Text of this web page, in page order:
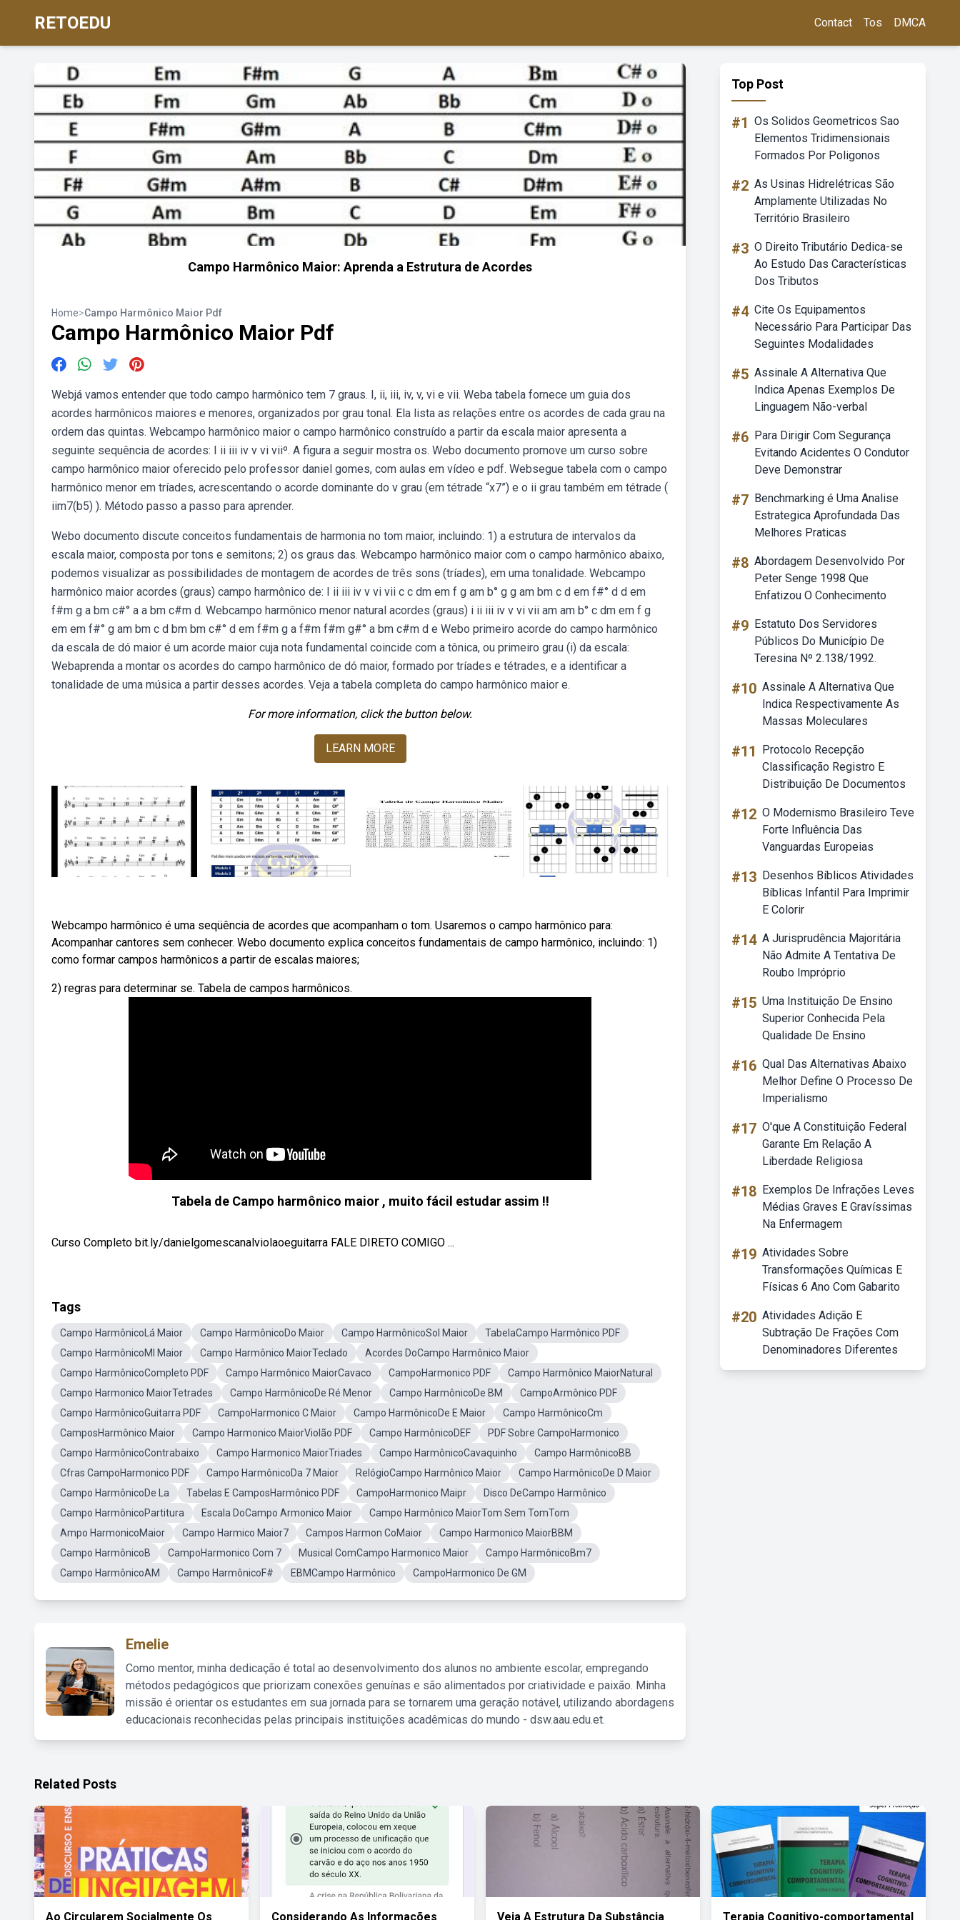
RETOEDU Contact Tos DMCA
Campo Harmônico Maior: Aprenda a Estrutura de Acordes
Home>Campo Harmônico Maior Pdf
Campo Harmônico Maior Pdf
Webjá vamos entender que todo campo harmônico tem 7 graus. I, ii, iii, iv, v, vi e vii. Weba tabela fornece um guia dos
acordes harmônicos maiores e menores, organizados por grau tonal. Ela lista as relações entre os acordes de cada grau na
ordem das quintas. Webcampo harmônico maior o campo harmônico construído a partir da escala maior apresenta a
seguinte sequência de acordes: I ii iii iv v vi viiº. A figura a seguir mostra os. Webo documento promove um curso sobre
campo harmônico maior oferecido pelo professor daniel gomes, com aulas em vídeo e pdf. Websegue tabela com o campo
harmônico menor em tríades, acrescentando o acorde dominante do v grau (em tétrade “x7”) e o ii grau também em tétrade (
iim7(b5) ). Método passo a passo para aprender.
Webo documento discute conceitos fundamentais de harmonia no tom maior, incluindo: 1) a estrutura de intervalos da
escala maior, composta por tons e semitons; 2) os graus das. Webcampo harmônico maior com o campo harmônico abaixo,
podemos visualizar as possibilidades de montagem de acordes de três sons (tríades), em uma tonalidade. Webcampo
harmônico maior acordes (graus) campo harmônico de: I ii iii iv v vi vii c c dm em f g am b° g g am bm c d em f#° d d em
f#m g a bm c#° a a bm c#m d. Webcampo harmônico menor natural acordes (graus) i ii iii iv v vi vii am am b° c dm em f g
em em f#° g am bm c d bm bm c#° d em f#m g a f#m f#m g#° a bm c#m d e Webo primeiro acorde do campo harmônico
da escala de dó maior é um acorde maior cuja nota fundamental coincide com a tônica, ou primeiro grau (i) da escala:
Webaprenda a montar os acordes do campo harmônico de dó maior, formado por tríades e tétrades, e a identificar a
tonalidade de uma música a partir desses acordes. Veja a tabela completa do campo harmônico maior e.
For more information, click the button below.
LEARN MORE
Webcampo harmônico é uma seqüência de acordes que acompanham o tom. Usaremos o campo harmônico para:
Acompanhar cantores sem conhecer. Webo documento explica conceitos fundamentais de campo harmônico, incluindo: 1)
como formar campos harmônicos a partir de escalas maiores;
2) regras para determinar se. Tabela de campos harmônicos.
Tabela de Campo harmônico maior , muito fácil estudar assim !!
Curso Completo bit.ly/danielgomescanalviolaoeguitarra FALE DIRETO COMIGO ...
Tags
Campo HarmônicoLá Maior Campo HarmônicoDo Maior Campo HarmônicoSol Maior
TabelaCampo Harmônico PDF
Campo HarmônicoMI Maior
Campo Harmônico MaiorTeclado
Acordes DoCampo Harmônico Maior
Campo HarmônicoCompleto PDF
Campo Harmônico MaiorCavaco CampoHarmonico PDF
Campo Harmônico MaiorNatural
Campo Harmonico MaiorTetrades
Campo HarmônicoDe Ré Menor Campo HarmônicoDe BM
CampoArmônico PDF
Campo HarmônicoGuitarra PDF
CampoHarmonico C Maior Campo HarmônicoDe E Maior
Campo HarmônicoCm
CamposHarmônico Maior
Campo Harmonico MaiorViolão PDF Campo HarmônicoDEF
PDF Sobre CampoHarmonico
Campo HarmônicoContrabaixo
Campo Harmonico MaiorTriades Campo HarmônicoCavaquinho
Campo HarmônicoBB
Cfras CampoHarmonico PDF
Campo HarmônicoDa 7 Maior RelógioCampo Harmônico Maior
Campo HarmônicoDe D Maior
Campo HarmônicoDe La
Tabelas E CamposHarmônico PDF CampoHarmonico Maipr
Disco DeCampo Harmônico
Campo HarmônicoPartitura
Escala DoCampo Armonico Maior
Campo Harmônico MaiorTom Sem TomTom
Ampo HarmonicoMaior
Campo Harmico Maior7 Campos Harmon CoMaior
Campo Harmonico MaiorBBM
Campo HarmônicoB
CampoHarmonico Com 7 Musical ComCampo Harmonico Maior
Campo HarmônicoBm7
Campo HarmônicoAM
Campo HarmônicoF# EBMCampo Harmônico CampoHarmonico De GM
Emelie
Como mentor, minha dedicação é total ao desenvolvimento dos alunos no ambiente escolar, empregando
métodos pedagógicos que priorizam conexões genuínas e são alimentados por criatividade e paixão. Minha
missão é orientar os estudantes em sua jornada para se tornarem uma geração notável, utilizando abordagens
educacionais reconhecidas pelas principais instituições acadêmicas do mundo - dsw.aau.edu.et.
Top Post
#1 Os Solidos Geometricos Sao
Elementos Tridimensionais
Formados Por Poligonos
#2 As Usinas Hidrelétricas São
Amplamente Utilizadas No
Território Brasileiro
#3 O Direito Tributário Dedica-se
Ao Estudo Das Características
Dos Tributos
#4 Cite Os Equipamentos
Necessário Para Participar Das
Seguintes Modalidades
#5 Assinale A Alternativa Que
Indica Apenas Exemplos De
Linguagem Não-verbal
#6 Para Dirigir Com Segurança
Evitando Acidentes O Condutor
Deve Demonstrar
#7 Benchmarking é Uma Analise
Estrategica Aprofundada Das
Melhores Praticas
#8 Abordagem Desenvolvido Por
Peter Senge 1998 Que
Enfatizou O Conhecimento
#9 Estatuto Dos Servidores
Públicos Do Município De
Teresina Nº 2.138/1992.
#10 Assinale A Alternativa Que
Indica Respectivamente As
Massas Moleculares
#11
Protocolo Recepção
Classificação Registro E
Distribuição De Documentos
#12 O Modernismo Brasileiro Teve
Forte Influência Das
Vanguardas Europeias
#13 Desenhos Bíblicos Atividades
Bíblicas Infantil Para Imprimir
E Colorir
#14 A Jurisprudência Majoritária
Não Admite A Tentativa De
Roubo Impróprio
#15 Uma Instituição De Ensino
Superior Conhecida Pela
Qualidade De Ensino
#16 Qual Das Alternativas Abaixo
Melhor Define O Processo De
Imperialismo
#17 O'que A Constituição Federal
Garante Em Relação A
Liberdade Religiosa
#18 Exemplos De Infrações Leves
Médias Graves E Gravíssimas
Na Enfermagem
#19 Atividades Sobre
Transformações Químicas E
Físicas 6 Ano Com Gabarito
#20 Atividades Adição E
Subtração De Frações Com
Denominadores Diferentes
Related Posts
Ao Circularem Socialmente Os Considerando As Informações Veja A Estrutura Da Substância Terapia Cognitivo-comportamental